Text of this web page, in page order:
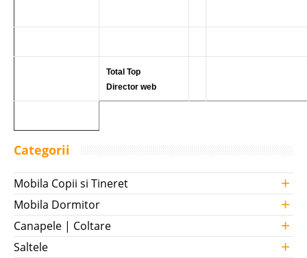
Total Top
Director web
Categorii
Mobila Copii si Tineret +
Mobila Dormitor +
Canapele | Coltare +
Saltele +